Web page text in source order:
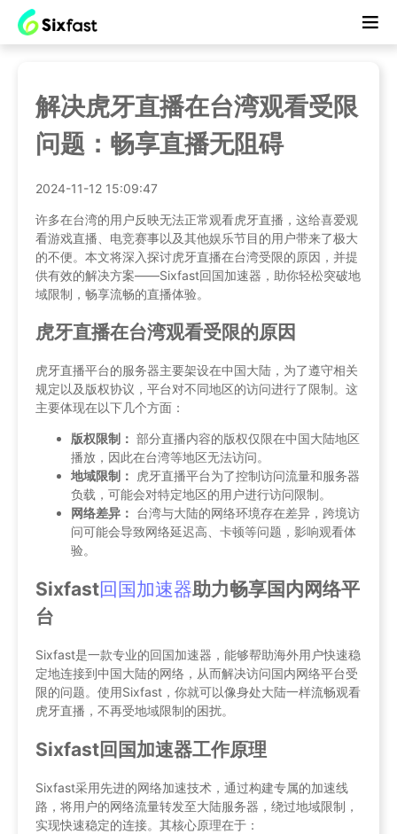
解决虎牙直播在台湾观看受限
问题：畅享直播无阻碍
2024-11-12 15:09:47
许多在台湾的用户反映无法正常观看虎牙直播，这给喜爱观
看游戏直播、电竞赛事以及其他娱乐节目的用户带来了极大
的不便。本文将深入探讨虎牙直播在台湾受限的原因，并提
供有效的解决方案——Sixfast回国加速器，助你轻松突破地
域限制，畅享流畅的直播体验。
虎牙直播在台湾观看受限的原因
虎牙直播平台的服务器主要架设在中国大陆，为了遵守相关
规定以及版权协议，平台对不同地区的访问进行了限制。这
主要体现在以下几个方面：
版权限制： 部分直播内容的版权仅限在中国大陆地区
播放，因此在台湾等地区无法访问。
地域限制：
虎牙直播平台为了控制访问流量和服务器
负载，可能会对特定地区的用户进行访问限制。
网络差异： 台湾与大陆的网络环境存在差异，跨境访
问可能会导致网络延迟高、卡顿等问题，影响观看体
验。
Sixfast回国加速器助力畅享国内网络平
台
Sixfast是一款专业的回国加速器，能够帮助海外用户快速稳
定地连接到中国大陆的网络，从而解决访问国内网络平台受
限的问题。使用Sixfast，你就可以像身处大陆一样流畅观看
虎牙直播，不再受地域限制的困扰。
Sixfast回国加速器工作原理
Sixfast采用先进的网络加速技术，通过构建专属的加速线
路，将用户的网络流量转发至大陆服务器，绕过地域限制，
实现快速稳定的连接。其核心原理在于：